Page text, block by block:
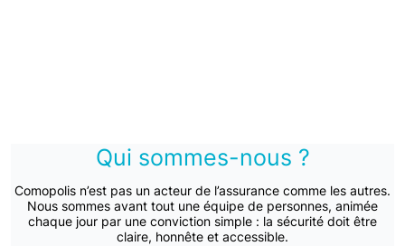
Qui sommes-nous ?
Comopolis n’est pas un acteur de l’assurance comme les autres.
Nous sommes avant tout une équipe de personnes, animée
chaque jour par une conviction simple : la sécurité doit être
claire, honnête et accessible.